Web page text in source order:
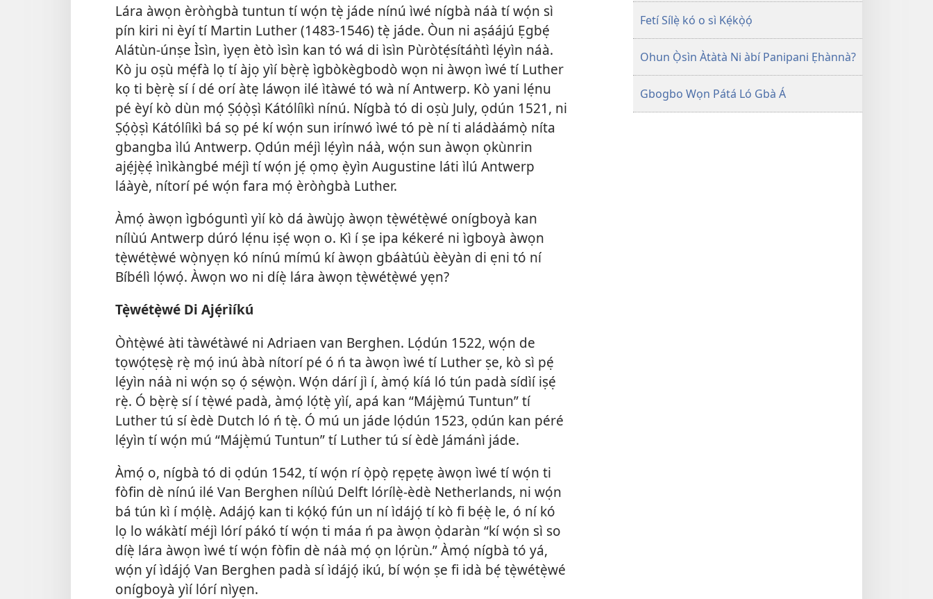
Lára àwọn èròǹgbà tuntun tí wọ́n tẹ̀ jáde nínú ìwé nígbà náà tí wọ́n sì
pín kiri ni èyí tí Martin Luther (1483-1546) tẹ̀ jáde. Òun ni aṣáájú Ẹgbẹ́
Alátùn-únṣe Ìsìn, ìyẹn ètò ìsìn kan tó wá di ìsìn Pùròtẹ́sítáǹtì lẹ́yìn náà.
Kò ju oṣù mẹ́fà lọ tí àjọ yìí bẹ̀rẹ̀ ìgbòkègbodò wọn ni àwọn ìwé tí Luther
kọ ti bẹ̀rẹ̀ sí í dé orí àtẹ láwọn ilé ìtàwé tó wà ní Antwerp. Kò yani lẹ́nu
pé èyí kò dùn mọ́ Ṣọ́ọ̀ṣì Kátólíìkì nínú. Nígbà tó di oṣù July, ọdún 1521, ni
Ṣọ́ọ̀ṣì Kátólíìkì bá sọ pé kí wọ́n sun irínwó ìwé tó pè ní ti aládàámọ̀ níta
gbangba ìlú Antwerp. Ọdún méjì lẹ́yìn náà, wọ́n sun àwọn ọkùnrin
ajẹ́jẹ̀ẹ́ ìnìkàngbé méjì tí wọ́n jẹ́ ọmọ ẹ̀yìn Augustine láti ìlú Antwerp
láàyè, nítorí pé wọ́n fara mọ́ èròǹgbà Luther.
Àmọ́ àwọn ìgbóguntì yìí kò dá àwùjọ àwọn tẹ̀wétẹ̀wé onígboyà kan
nílùú Antwerp dúró lẹ́nu iṣẹ́ wọn o. Kì í ṣe ipa kékeré ni ìgboyà àwọn
tẹ̀wétẹ̀wé wọ̀nyẹn kó nínú mímú kí àwọn gbáàtúù èèyàn di ẹni tó ní
Bíbélì lọ́wọ́. Àwọn wo ni díẹ̀ lára àwọn tẹ̀wétẹ̀wé yẹn?
Tẹ̀wétẹ̀wé Di Ajẹ́rìíkú
Òǹtẹ̀wé àti tàwétàwé ni Adriaen van Berghen. Lọ́dún 1522, wọ́n de
tọwọ́tẹsẹ̀ rẹ̀ mọ́ inú àbà nítorí pé ó ń ta àwọn ìwé tí Luther ṣe, kò sì pẹ́
lẹ́yìn náà ni wọ́n sọ ọ́ sẹ́wọ̀n. Wọ́n dárí jì í, àmọ́ kíá ló tún padà sídìí iṣẹ́
rẹ̀. Ó bẹ̀rẹ̀ sí í tẹ̀wé padà, àmọ́ lọ́tẹ̀ yìí, apá kan “Májẹ̀mú Tuntun” tí
Luther tú sí èdè Dutch ló ń tẹ̀. Ó mú un jáde lọ́dún 1523, ọdún kan péré
lẹ́yìn tí wọ́n mú “Májẹ̀mú Tuntun” tí Luther tú sí èdè Jámánì jáde.
Àmọ́ o, nígbà tó di ọdún 1542, tí wọ́n rí ọ̀pọ̀ rẹpẹtẹ àwọn ìwé tí wọ́n ti
fòfin dè nínú ilé Van Berghen nílùú Delft lórílẹ̀-èdè Netherlands, ni wọ́n
bá tún kì í mọ́lẹ̀. Adájọ́ kan ti kọ́kọ́ fún un ní ìdájọ́ tí kò fi bẹ́ẹ̀ le, ó ní kó
lọ lo wákàtí méjì lórí pákó tí wọ́n ti máa ń pa àwọn ọ̀daràn “kí wọ́n sì so
díẹ̀ lára àwọn ìwé tí wọ́n fòfin dè náà mọ́ ọn lọ́rùn.” Àmọ́ nígbà tó yá,
wọ́n yí ìdájọ́ Van Berghen padà sí ìdájọ́ ikú, bí wọ́n ṣe fi idà bẹ́ tẹ̀wétẹ̀wé
onígboyà yìí lórí nìyẹn.
Fetí Sílẹ̀ kó o sì Kẹ́kọ̀ọ́
Ohun Ọ̀sìn Àtàtà Ni àbí Panipani Ẹhànnà?
Gbogbo Wọn Pátá Ló Gbà Á